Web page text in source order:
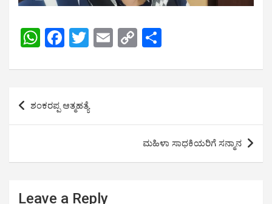
W
at
s
A
F
ce
b
o
T
tt
E
ail
C
py ar
Post
navigation
ಶಂಕರಪ್ಪ ಆತ್ಮಹತ್ಯೆ
ಮಹಿಳಾ ಸಾಧಕಿಯರಿಗೆ ಸನ್ಮಾನ
Leave a Reply